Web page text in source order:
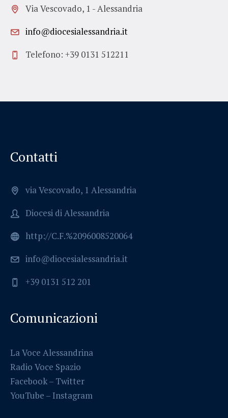
Via Vescovado, 1 - Alessandria
info@diocesialessandria.it
Telefono: +39 0131 512211
Contatti
via Vescovado, 1 Alessandria
Diocesi di Alessandria
http://C.F.%2096008520064
info@diocesialessandria.it
+39 0131 512 201
Comunicazioni
La Voce Alessandrina
Radio Voce Spazio
Facebook– Twitter
YouTube – Instagram